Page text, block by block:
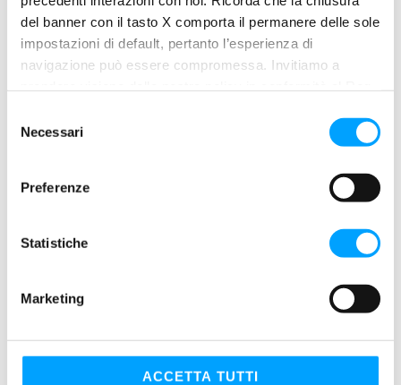
del banner con il tasto X comporta il permanere delle sole
impostazioni di default, pertanto l’esperienza di
navigazione può essere compromessa. Invitiamo a
Privacy Policy.
Necessari
Preferenze
Statistiche
Marketing
ACCETTA TUTTI
MOTO
Bardahl: esordio sul podio per il Barni
Spark Racing Team nel CIV 2022
In SBK Michele Pirro scatta dalla pole ma un high side in
vittoria